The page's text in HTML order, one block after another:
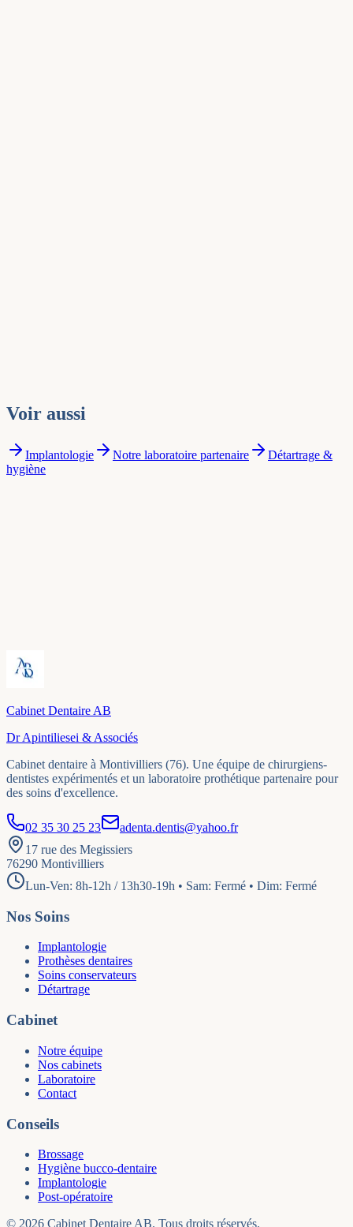
Voir aussi
Implantologie Notre laboratoire partenaire
Détartrage &
hygiène
Cabinet Dentaire AB
Dr Apintiliesei & Associés
Cabinet dentaire à Montivilliers (76). Une équipe de chirurgiens-
dentistes expérimentés et un laboratoire prothétique partenaire pour
des soins d'excellence.
02 35 30 25 23
adenta.dentis@yahoo.fr
17 rue des Megissiers
76290 Montivilliers
Lun-Ven: 8h-12h / 13h30-19h • Sam: Fermé • Dim: Fermé
Nos Soins
Implantologie
Prothèses dentaires
Soins conservateurs
Détartrage
Cabinet
Notre équipe
Nos cabinets
Laboratoire
Contact
Conseils
Brossage
Hygiène bucco-dentaire
Implantologie
Post-opératoire
© 2026 Cabinet Dentaire AB. Tous droits réservés.